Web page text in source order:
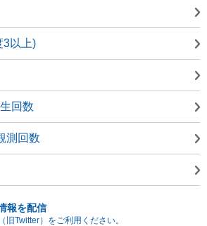
3以上)
回数
測回数
報を配信
旧Twitter）をご利用ください。